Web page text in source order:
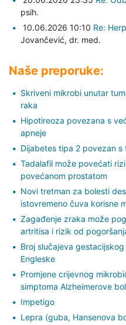
psih.
10.06.2026 10:10 Re:
Jovančević, dr. med.
Naše preporuke:
Skriveni mikrobi unutar
raka
Hipotireoza povezana s
apneje
Dijabetes tipa 2 povezan
Tadalafil može povećati
povećanom prostatom
Novi tretman za bolesti
istovremeno čuva korisne
Zagađenje zraka može
artritisa i rizik od
Broj slučajeva
Engleske
Promjene crijevnog
simptoma Alzheimerove
Impetigo
Lepra (guba, Hansenova